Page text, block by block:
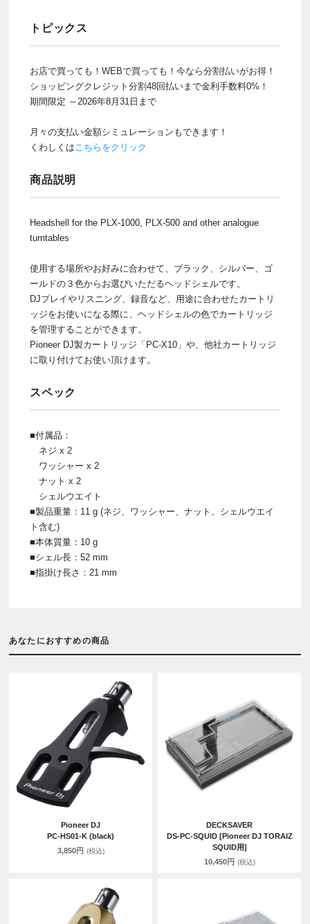
トピックス
お店で買っても！WEBで買っても！今なら分割払いがお得！
ショッピングクレジット分割48回払いまで金利手数料0%！
期間限定 ～2026年8月31日まで
月々の支払い金額シミュレーションもできます！
くわしくはこちらをクリック
商品説明
Headshell for the PLX-1000, PLX-500 and other analogue
turntables
使用する場所やお好みに合わせて、ブラック、シルバー、ゴ
ールドの３色からお選びいただるヘッドシェルです。
DJプレイやリスニング、録音など、用途に合わせたカートリ
ッジをお使いになる際に、ヘッドシェルの色でカートリッジ
を管理することができます。
Pioneer DJ製カートリッジ「PC-X10」や、他社カートリッジ
に取り付けてお使い頂けます。
スペック
■付属品：
ネジ x 2
ワッシャー x 2
ナット x 2
シェルウエイト
■製品重量：11 g (ネジ、ワッシャー、ナット、シェルウエイ
ト含む)
■本体質量：10 g
■シェル長：52 mm
■指掛け長さ：21 mm
あなたにおすすめの商品
Pioneer DJ
PC-HS01-K (black)
3,850円 (税込)
DECKSAVER
DS-PC-SQUID [Pioneer DJ TORAIZ
SQUID用]
10,450円 (税込)